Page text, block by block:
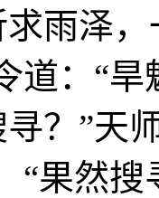
雨泽
道：“
？”天
“果然